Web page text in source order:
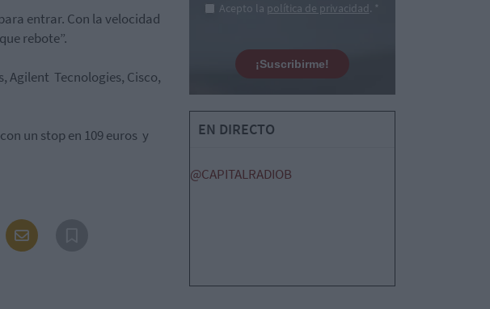
entrar. Con la velocidad
rebote”.
Agilent Tecnologies, Cisco,
con un stop en 109 euros y
Acepto la política de privacidad. *
¡Suscribirme!
EN DIRECTO
@CAPITALRADIOB